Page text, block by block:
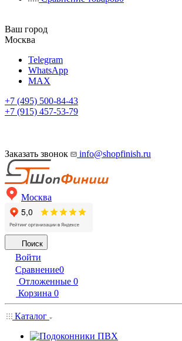
Ваш город
Москва
Telegram
WhatsApp
MAX
+7 (495) 500-84-43
+7 (915) 457-53-79
Заказать звонок info@shopfinish.ru
Москва
Поиск
Войти
Сравнение0
Отложенные 0
Корзина 0
Каталог